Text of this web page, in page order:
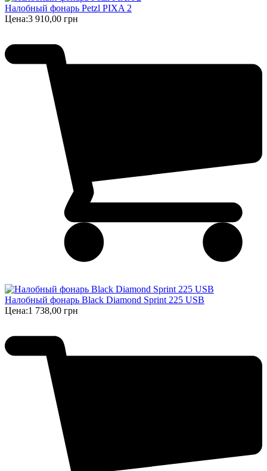
Налобный фонарь Petzl PIXA 2
Цена:3 910,00 грн
Налобный фонарь Black Diamond Sprint 225 USB
Цена:1 738,00 грн